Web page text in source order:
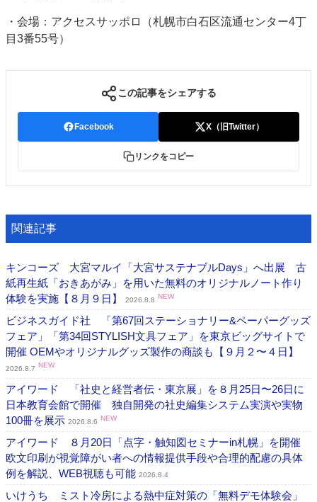
・会場：アクセスサッポロ（札幌市白石区流通センター4丁
目3番55号）
この記事をシェアする
Facebook X（旧Twitter）
リンクをコピー
関連記事
キンコーズ 大宮マルイ「大宮サステナブルDays」へ出展 古
紙再生紙「おきあがみ」を用いた無料のオリジナルノート作り
体験を実施【８月９日】
2026.8.8 NEW
ビジネスガイド社 「第67回ステーショナリー&ペーパーグッズ
フェア」「第34回STYLISH文具フェア」を東京ビッグサイトで
開催 OEMやオリジナルグッズ製作の商談も【９月２〜４日】
2026.8.7 NEW
アイワード 「社史と経営者伝・東京展」を８月25日〜26日に
日本教育会館で開催 独自開発の社史編集システム実演や実物
100冊を展示 2026.8.6 NEW
アイワード ８月20日「点字・触知図セミナーin札幌」を開催
欧文印刷が視覚障がい者への情報提供手段や合理的配慮の具体
例を解説、WEB視聴も可能 2026.8.4
いけうち ミスト冷房による熱中症対策の「無料デモ体験会」